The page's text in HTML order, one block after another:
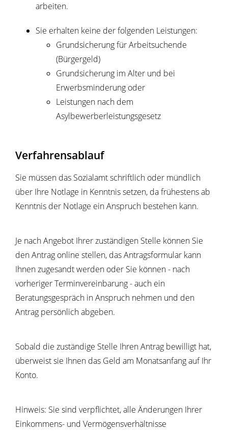
arbeiten.
Sie erhalten keine der folgenden Leistungen:
Grundsicherung für Arbeitsuchende
(Bürgergeld)
Grundsicherung im Alter und bei
Erwerbsminderung oder
Leistungen nach dem
Asylbewerberleistungsgesetz
Verfahrensablauf
Sie müssen das Sozialamt schriftlich oder mündlich
über Ihre Notlage in Kenntnis setzen, da frühestens ab
Kenntnis der Notlage ein Anspruch bestehen kann.
Je nach Angebot Ihrer zuständigen Stelle können Sie
den Antrag online stellen, das Antragsformular kann
Ihnen zugesandt werden oder Sie können - nach
vorheriger Terminvereinbarung - auch ein
Beratungsgespräch in Anspruch nehmen und den
Antrag persönlich abgeben.
Sobald die zuständige Stelle Ihren Antrag bewilligt hat,
überweist sie Ihnen das Geld am Monatsanfang auf Ihr
Konto.
Hinweis: Sie sind verpflichtet, alle Änderungen Ihrer
Einkommens- und Vermögensverhältnisse